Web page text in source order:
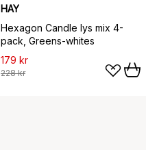
HAY
Hexagon Candle lys mix 4-
pack, Greens-whites
179 kr
228 kr